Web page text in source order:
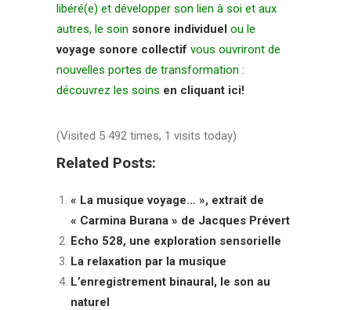
libéré(e) et développer son lien à soi et aux
autres, le soin sonore individuel ou le
voyage sonore collectif vous ouvriront de
nouvelles portes de transformation :
découvrez les soins en cliquant ici!
(Visited 5 492 times, 1 visits today)
Related Posts:
« La musique voyage… », extrait de
« Carmina Burana » de Jacques Prévert
Echo 528, une exploration sensorielle
La relaxation par la musique
L’enregistrement binaural, le son au
naturel